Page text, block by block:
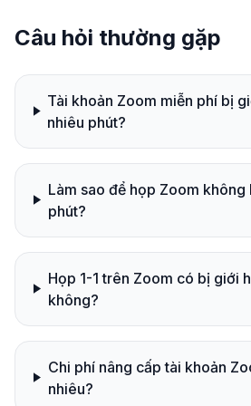
Câu hỏi thường gặp
Tài khoản Zoom miễn phí bị
nhiêu phút?
Làm sao để họp Zoom
phút?
Họp 1-1 trên Zoom có bị giới
không?
Chi phí nâng cấp tài khoản
nhiêu?